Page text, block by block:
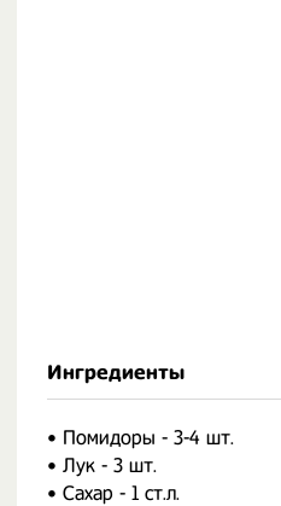
Ингредиенты
• Помидоры - 3-4 шт.
• Лук - 3 шт.
• Сахар - 1 ст.л.